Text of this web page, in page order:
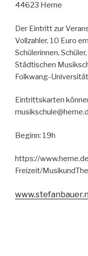
44623 Herne
Der Eintritt zur
Vollzahler, 10 Euro
Schülerinnen,
Städtischen
Folkwang-
Eintrittskarten
Beginn: 19h
https://
Freizeit/